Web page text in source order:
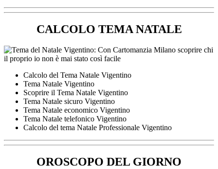
CALCOLO TEMA NATALE
Calcolo del Tema Natale Vigentino
Tema Natale Vigentino
Scoprire il Tema Natale Vigentino
Tema Natale sicuro Vigentino
Tema Natale economico Vigentino
Tema Natale telefonico Vigentino
Calcolo del tema Natale Professionale Vigentino
OROSCOPO DEL GIORNO